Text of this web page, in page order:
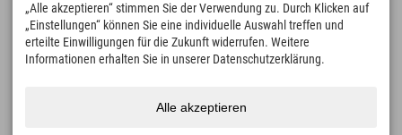
Zeit für Explorer Moments
166 4.634km
Pisten zum Skifahren und
97
„Alle akzeptieren“ stimmen Sie der Verwendung zu. Durch Klicken auf
„Einstellungen“ können Sie eine individuelle Auswahl treffen und
erteilte Einwilligungen für die Zukunft widerrufen. Weitere
Informationen erhalten Sie in unserer Datenschutzerklärung.
Alle akzeptieren